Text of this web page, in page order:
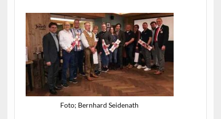
Foto; Bern­hard Seidenath